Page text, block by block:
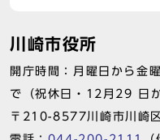
川崎市役所
開庁時間：月曜日から金
で（祝休日・12月29 日
〒210-8577川崎市川崎